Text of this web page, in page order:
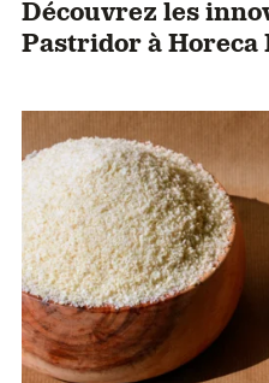
Découvrez les
Pastridor à Horeca